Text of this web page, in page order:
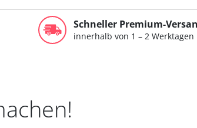
Schneller Premium-
innerhalb von 1 – 2 Werktagen